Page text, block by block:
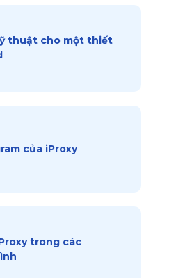
thuật cho một thiết
của iProxy
trong các